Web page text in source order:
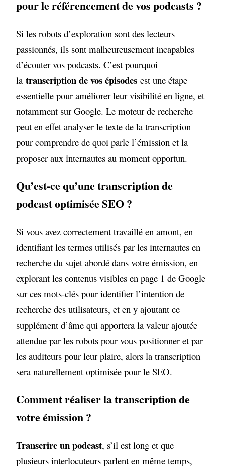
pour le référencement de vos podcasts ?
Si les robots d’exploration sont des lecteurs
passionnés, ils sont malheureusement incapables
d’écouter vos podcasts. C’est pourquoi
latranscription de vos épisodes est une étape
essentielle pour améliorer leur visibilité en ligne, et
notamment sur Google. Le moteur de recherche
peut en effet analyser le texte de la transcription
pour comprendre de quoi parle l’émission et la
proposer aux internautes au moment opportun.
Qu’est-ce qu’une transcription de
podcast optimisée SEO ?
Si vous avez correctement travaillé en amont, en
identifiant les termes utilisés par les internautes en
recherche du sujet abordé dans votre émission, en
explorant les contenus visibles en page 1 de Google
sur ces mots-clés pour identifier l’intention de
recherche des utilisateurs, et en y ajoutant ce
supplément d’âme qui apportera la valeur ajoutée
attendue par les robots pour vous positionner et par
les auditeurs pour leur plaire, alors la transcription
sera naturellement optimisée pour le SEO.
Comment réaliser la transcription de
votre émission ?
Transcrire un podcast, s’il est long et que
plusieurs interlocuteurs parlent en même temps,